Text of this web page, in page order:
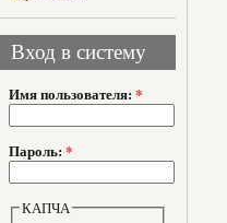
Вход в систему
Имя пользователя: *
Пароль: *
КАПЧА